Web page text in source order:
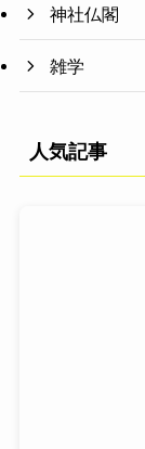
神社仏閣
雑学
人気記事